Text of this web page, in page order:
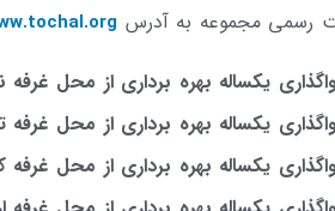
رسمی مجموعه به آدرس
یکساله بهره برداری از محل
یکساله بهره برداری از محل
یکساله بهره برداری از محل غرفه کیوسک 1 (لواشک)